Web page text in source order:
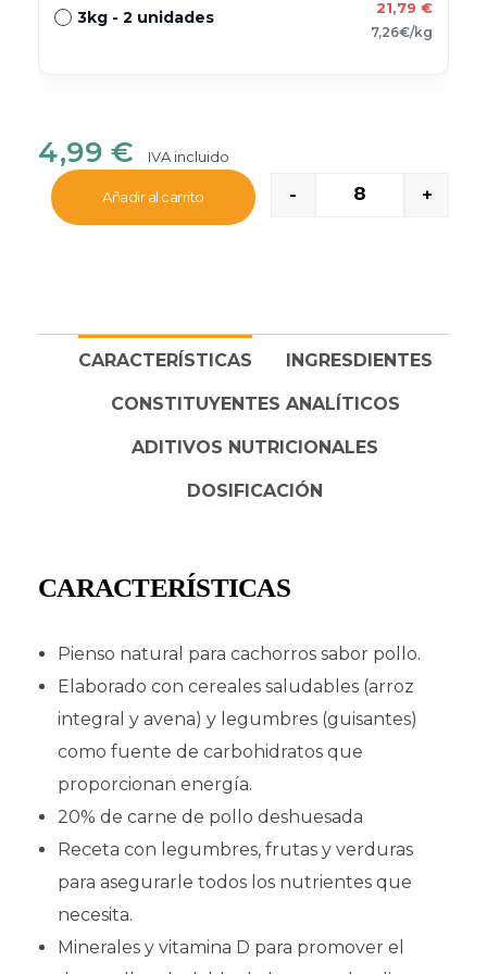
3kg - 2 unidades 21,79 €
7,26€/kg
4,99 € IVA incluido
- +
Añadir al carrito
CARACTERÍSTICAS INGRESDIENTES
CONSTITUYENTES ANALÍTICOS
ADITIVOS NUTRICIONALES
DOSIFICACIÓN
CARACTERÍSTICAS
Pienso natural para cachorros sabor pollo.
Elaborado con cereales saludables (arroz
integral y avena) y legumbres (guisantes)
como fuente de carbohidratos que
proporcionan energía.
20% de carne de pollo deshuesada
Receta con legumbres, frutas y verduras
para asegurarle todos los nutrientes que
necesita.
Minerales y vitamina D para promover el